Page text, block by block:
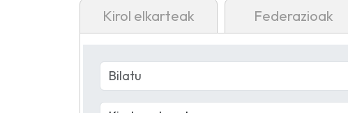
Kirol elkarteak Federazioak